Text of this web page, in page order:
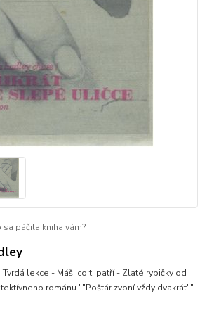
sa páčila kniha vám?
lekce - Máš, co ti patří - Zlaté rybičky od
románu ""Poštár zvoní vždy dvakrát"".